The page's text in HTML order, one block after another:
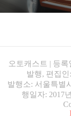
오토캐스트 | 등록
발행, 편집
발행소: 서울특별
행일자: 2017